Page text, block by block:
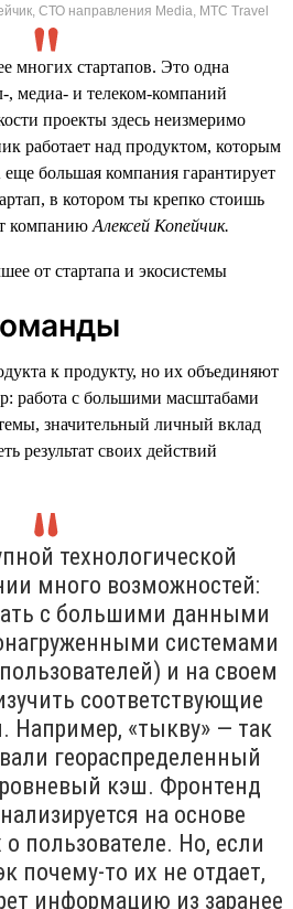
СТО направления Media, МТС Travel
многих стартапов. Это одна
медиа- и телеком-компаний
проекты здесь неизмеримо
работает над продуктом, которым
большая компания гарантирует
в котором ты крепко стоишь
компанию Алексей Копейчик.
к продукту, но их объединяют
работа с большими масштабами
значительный личный вклад
результат своих действий
технологической
много возможностей:
с большими данными
системами
и на своем
соответствующие
Например, «тыкву» — так
геораспределенный
кэш. Фронтенд
на основе
пользователе. Но, если
почему-то их не отдает,
информацию из заранее